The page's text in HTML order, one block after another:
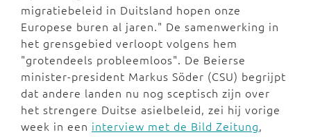
migratiebeleid in Duitsland hopen onze
Europese buren al jaren." De samenwerking in
het grensgebied verloopt volgens hem
"grotendeels probleemloos". De Beierse
minister-president Markus Söder (CSU) begrijpt
dat andere landen nu nog sceptisch zijn over
het strengere Duitse asielbeleid, zei hij vorige
week in een interview met de Bild Zeitung,